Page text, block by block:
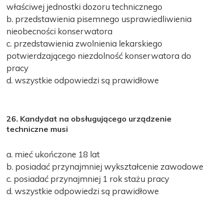
właściwej jednostki dozoru technicznego
b. przedstawienia pisemnego usprawiedliwienia
nieobecności konserwatora
c. przedstawienia zwolnienia lekarskiego
potwierdzającego niezdolność konserwatora do
pracy
d. wszystkie odpowiedzi są prawidłowe
26. Kandydat na obsługującego urządzenie
techniczne musi
a. mieć ukończone 18 lat
b. posiadać przynajmniej wykształcenie zawodowe
c. posiadać przynajmniej 1 rok stażu pracy
d. wszystkie odpowiedzi są prawidłowe